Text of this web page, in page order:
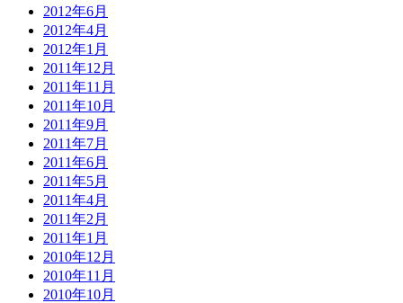
2012年6月
2012年4月
2012年1月
2011年12月
2011年11月
2011年10月
2011年9月
2011年7月
2011年6月
2011年5月
2011年4月
2011年2月
2011年1月
2010年12月
2010年11月
2010年10月